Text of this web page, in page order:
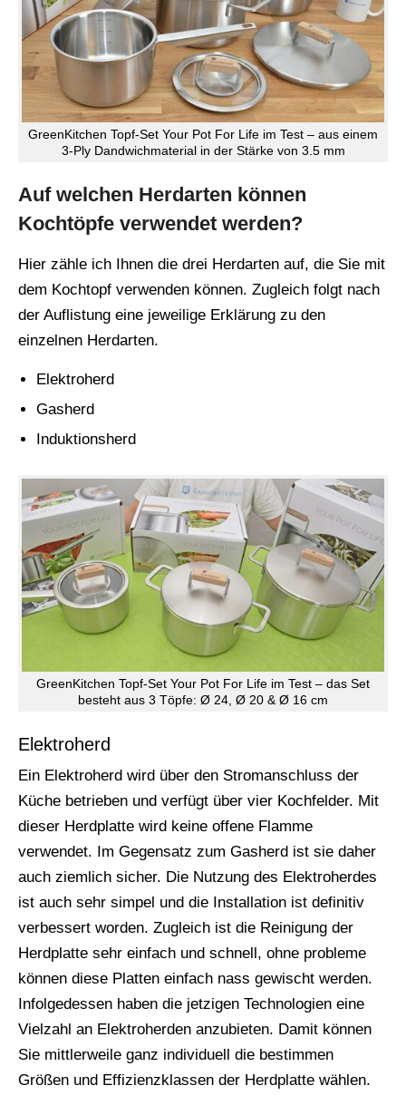
GreenKitchen Topf-Set Your Pot For Life im Test – aus einem
3-Ply Dandwichmaterial in der Stärke von 3.5 mm
Auf welchen Herdarten können
Kochtöpfe verwendet werden?
Hier zähle ich Ihnen die drei Herdarten auf, die Sie mit
dem Kochtopf verwenden können. Zugleich folgt nach
der Auflistung eine jeweilige Erklärung zu den
einzelnen Herdarten.
Elektroherd
Gasherd
Induktionsherd
GreenKitchen Topf-Set Your Pot For Life im Test – das Set
besteht aus 3 Töpfe: Ø 24, Ø 20 & Ø 16 cm
Elektroherd
Ein Elektroherd wird über den Stromanschluss der
Küche betrieben und verfügt über vier Kochfelder. Mit
dieser Herdplatte wird keine offene Flamme
verwendet. Im Gegensatz zum Gasherd ist sie daher
auch ziemlich sicher. Die Nutzung des Elektroherdes
ist auch sehr simpel und die Installation ist definitiv
verbessert worden. Zugleich ist die Reinigung der
Herdplatte sehr einfach und schnell, ohne probleme
können diese Platten einfach nass gewischt werden.
Infolgedessen haben die jetzigen Technologien eine
Vielzahl an Elektroherden anzubieten. Damit können
Sie mittlerweile ganz individuell die bestimmen
Größen und Effizienzklassen der Herdplatte wählen.